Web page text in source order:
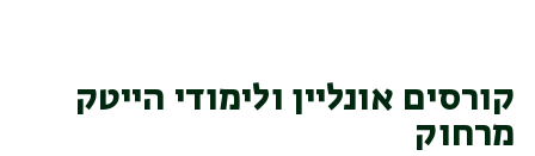
קורסים אונליין ולימודי הייטק
מרחוק